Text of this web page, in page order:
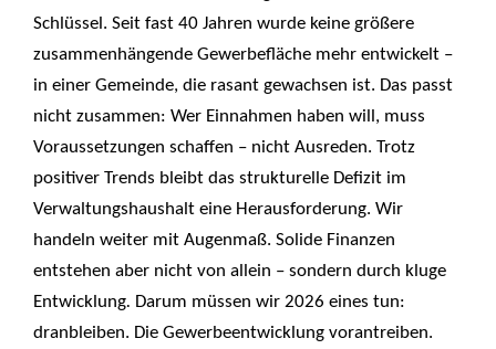
Schlüssel. Seit fast 40 Jahren wurde keine größere
zusammenhängende Gewerbefläche mehr entwickelt –
in einer Gemeinde, die rasant gewachsen ist. Das passt
nicht zusammen: Wer Einnahmen haben will, muss
Voraussetzungen schaffen – nicht Ausreden. Trotz
positiver Trends bleibt das strukturelle Defizit im
Verwaltungshaushalt eine Herausforderung. Wir
handeln weiter mit Augenmaß. Solide Finanzen
entstehen aber nicht von allein – sondern durch kluge
Entwicklung. Darum müssen wir 2026 eines tun:
dranbleiben. Die Gewerbeentwicklung vorantreiben.